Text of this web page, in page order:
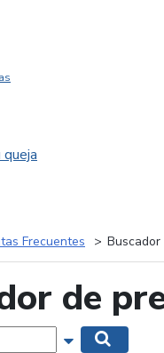
Frecuentes
de
Mostrar